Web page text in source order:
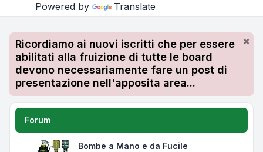
Powered by Translate
Ricordiamo ai nuovi iscritti che per essere
abilitati alla fruizione di tutte le board
devono necessariamente fare un post di
presentazione nell'apposita area...
Forum
Bombe a Mano e da Fucile